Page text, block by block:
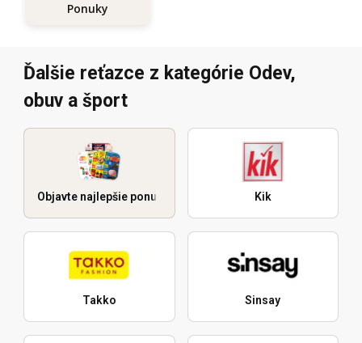
Ponuky
Ďalšie reťazce z kategórie Odev,
obuv a šport
Objavte najlepšie ponuky Kik
Takko Sinsay